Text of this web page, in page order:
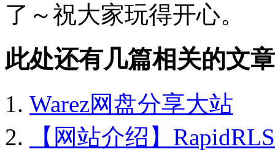
了～祝大家玩得开心。
此处还有几篇相关的文
Warez网盘分享大站
【网站介绍】